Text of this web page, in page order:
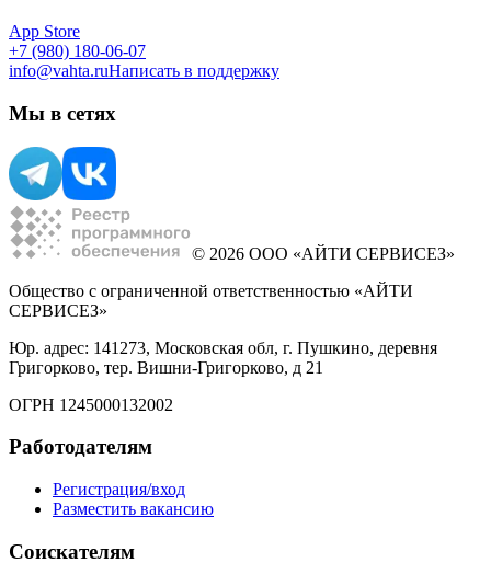
App Store
+7 (980) 180-06-07
info@vahta.ruНаписать в поддержку
Мы в сетях
© 2026 ООО «АЙТИ СЕРВИСЕЗ»
Общество с ограниченной ответственностью «АЙТИ
СЕРВИСЕЗ»
Юр. адрес: 141273, Московская обл, г. Пушкино, деревня
Григорково, тер. Вишни-Григорково, д 21
ОГРН 1245000132002
Работодателям
Регистрация/вход
Разместить вакансию
Соискателям